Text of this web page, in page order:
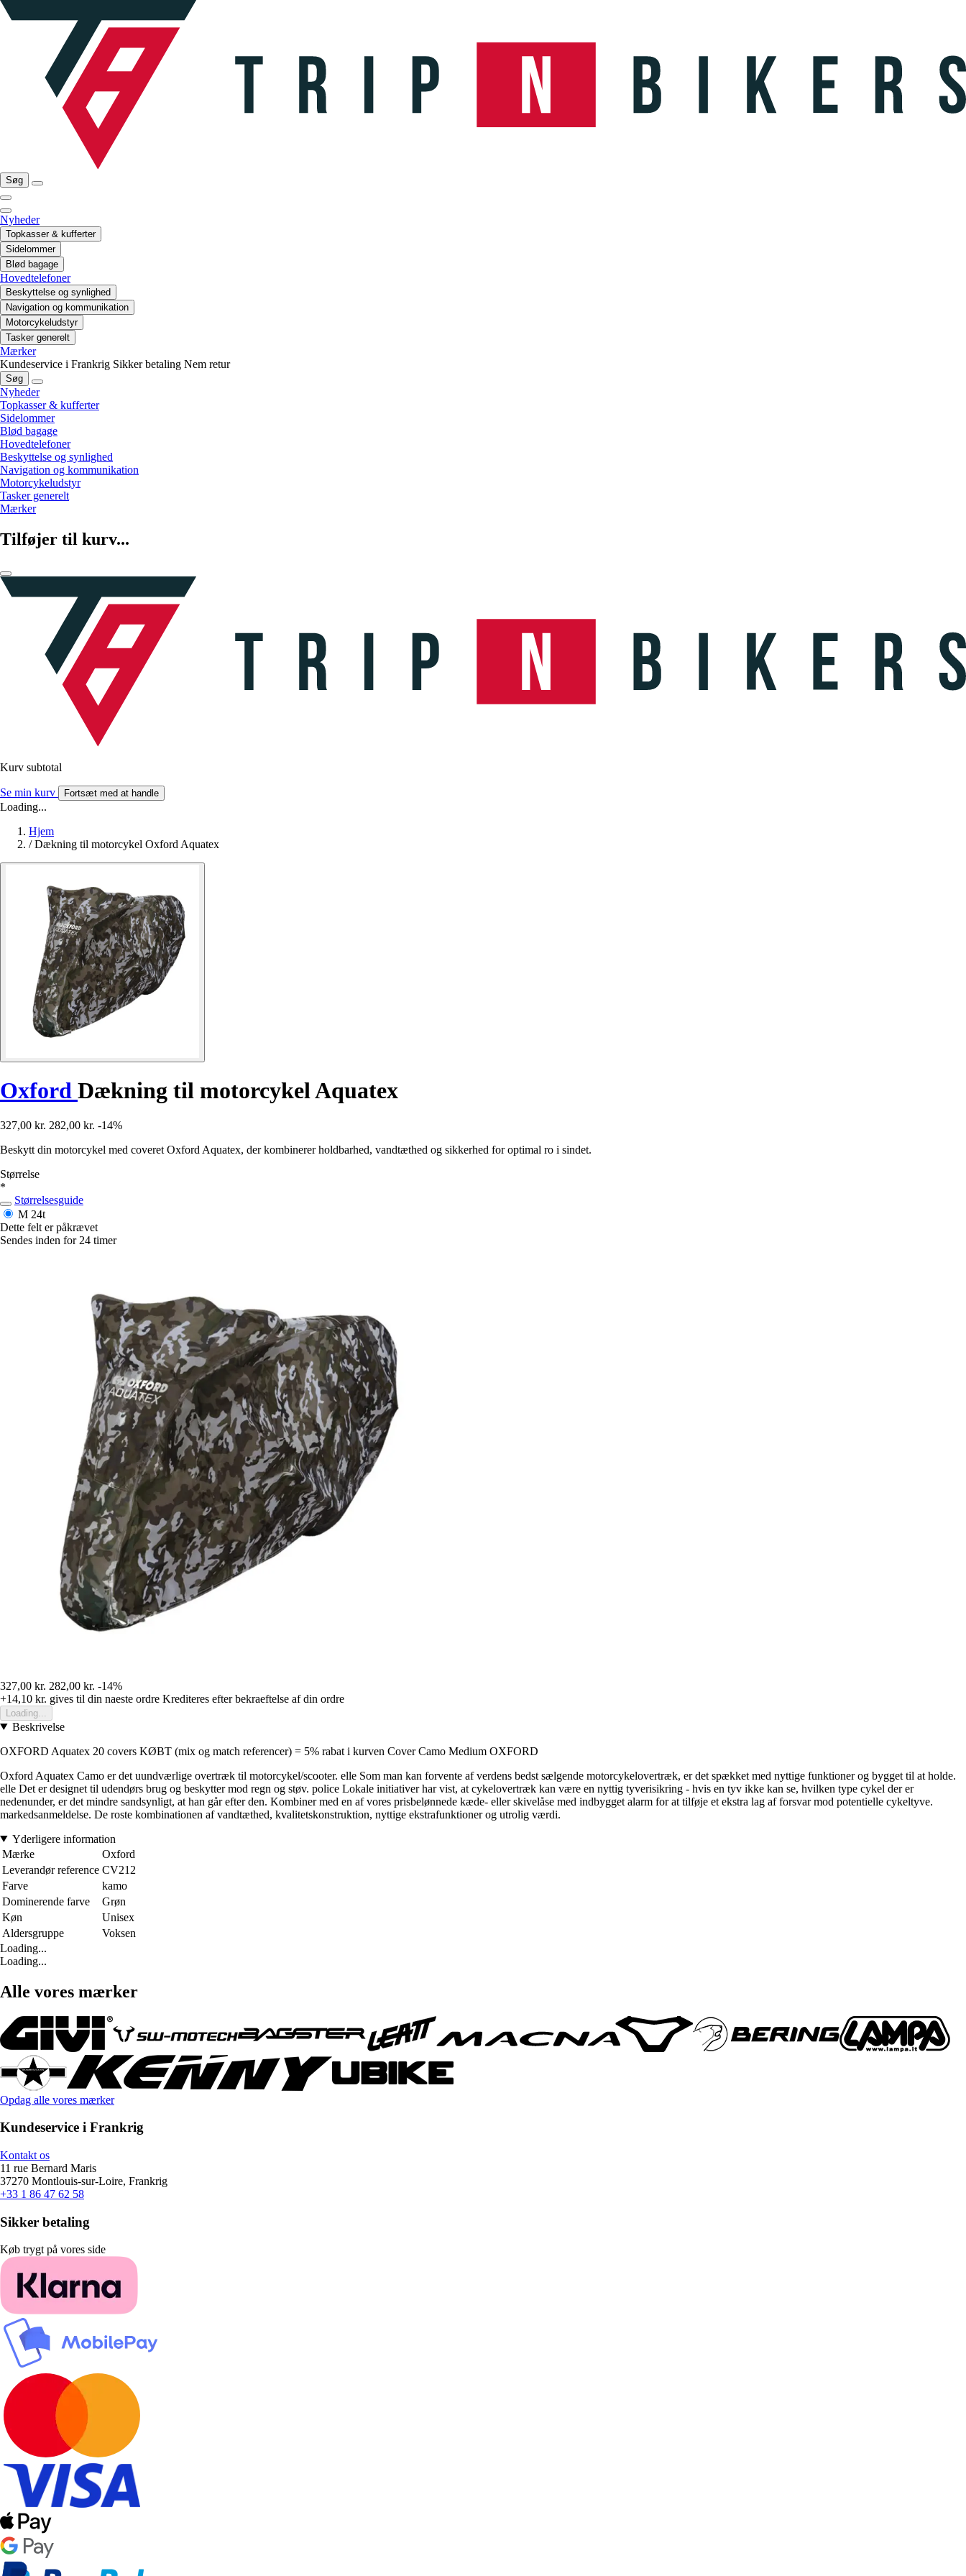
Søg
Nyheder
Topkasser & kufferter
Sidelommer
Blød bagage
Hovedtelefoner
Beskyttelse og synlighed
Navigation og kommunikation
Motorcykeludstyr
Tasker generelt
Mærker
Kundeservice i Frankrig Sikker betaling Nem retur
Søg
Nyheder
Topkasser & kufferter
Sidelommer
Blød bagage
Hovedtelefoner
Beskyttelse og synlighed
Navigation og kommunikation
Motorcykeludstyr
Tasker generelt
Mærker
Tilføjer til kurv...
Kurv subtotal
Se min kurv Fortsæt med at handle
Loading...
Hjem
/ Dækning til motorcykel Oxford Aquatex
Oxford Dækning til motorcykel Aquatex
327,00 kr. 282,00 kr. -14%
Beskytt din motorcykel med coveret Oxford Aquatex, der kombinerer holdbarhed, vandtæthed og sikkerhed for optimal ro i sindet.
Størrelse
*
Størrelsesguide
M 24t
Dette felt er påkrævet
Sendes inden for 24 timer
327,00 kr. 282,00 kr. -14%
+14,10 kr. gives til din naeste ordre Krediteres efter bekraeftelse af din ordre
Loading...
Beskrivelse
OXFORD Aquatex 20 covers KØBT (mix og match referencer) = 5% rabat i kurven Cover Camo Medium OXFORD
Oxford Aquatex Camo er det uundværlige overtræk til motorcykel/scooter. elle Som man kan forvente af verdens bedst sælgende motorcykelovertræk, er det spækket med nyttige funktioner og bygget til at holde.
elle Det er designet til udendørs brug og beskytter mod regn og støv. police Lokale initiativer har vist, at cykelovertræk kan være en nyttig tyverisikring - hvis en tyv ikke kan se, hvilken type cykel der er
nedenunder, er det mindre sandsynligt, at han går efter den. Kombiner med en af vores prisbelønnede kæde- eller skivelåse med indbygget alarm for at tilføje et ekstra lag af forsvar mod potentielle cykeltyve.
markedsanmeldelse. De roste kombinationen af vandtæthed, kvalitetskonstruktion, nyttige ekstrafunktioner og utrolig værdi.
Yderligere information
Mærke
Oxford
Leverandør reference CV212
Farve
kamo
Dominerende farve
Grøn
Køn
Unisex
Aldersgruppe
Voksen
Loading...
Loading...
Alle vores mærker
Opdag alle vores mærker
Kundeservice i Frankrig
Kontakt os
11 rue Bernard Maris
37270 Montlouis-sur-Loire, Frankrig
+33 1 86 47 62 58
Sikker betaling
Køb trygt på vores side